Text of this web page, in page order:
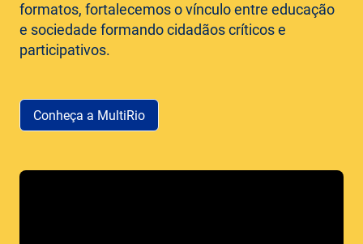
formatos, fortalecemos o vínculo entre educação
e sociedade formando cidadãos críticos e
participativos.
Conheça a MultiRio